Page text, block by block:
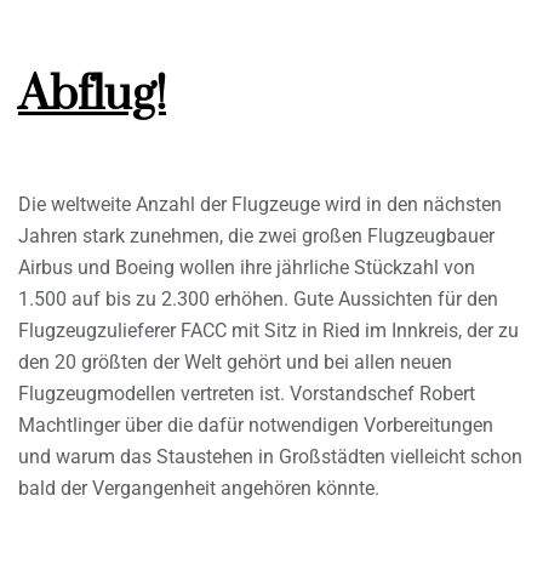
Abflug!
Die weltweite Anzahl der Flugzeuge wird in den nächsten
Jahren stark zunehmen, die zwei großen Flugzeugbauer
Airbus und Boeing wollen ihre jährliche Stückzahl von
1.500 auf bis zu 2.300 erhöhen. Gute Aussichten für den
Flugzeugzulieferer FACC mit Sitz in Ried im Innkreis, der zu
den 20 größten der Welt gehört und bei allen neuen
Flugzeugmodellen vertreten ist. Vorstandschef Robert
Machtlinger über die dafür notwendigen Vorbereitungen
und warum das Staustehen in Großstädten vielleicht schon
bald der Vergangenheit angehören könnte.